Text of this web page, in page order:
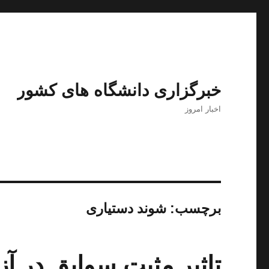
خبرگزاری دانشگاه های کشور
اخبار امروز
برچسب:شوند دستیاری